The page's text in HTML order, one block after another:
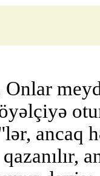
ancaq